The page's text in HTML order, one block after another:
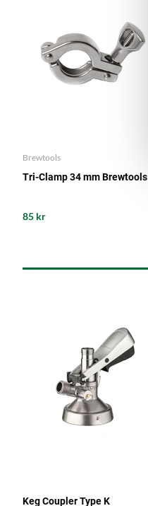
Brewtools
Tri-Clamp 34 mm Brewtools
85 kr
Keg Coupler Type K